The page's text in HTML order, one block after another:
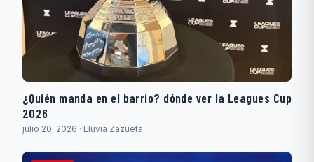
¿Quién manda en el barrio? dónde ver la Leagues Cup
2026
julio 20, 2026 · Lluvia Zazueta